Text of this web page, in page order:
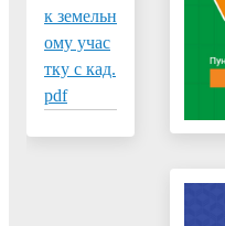
к земельн
ому учас
тку с кад.
pdf